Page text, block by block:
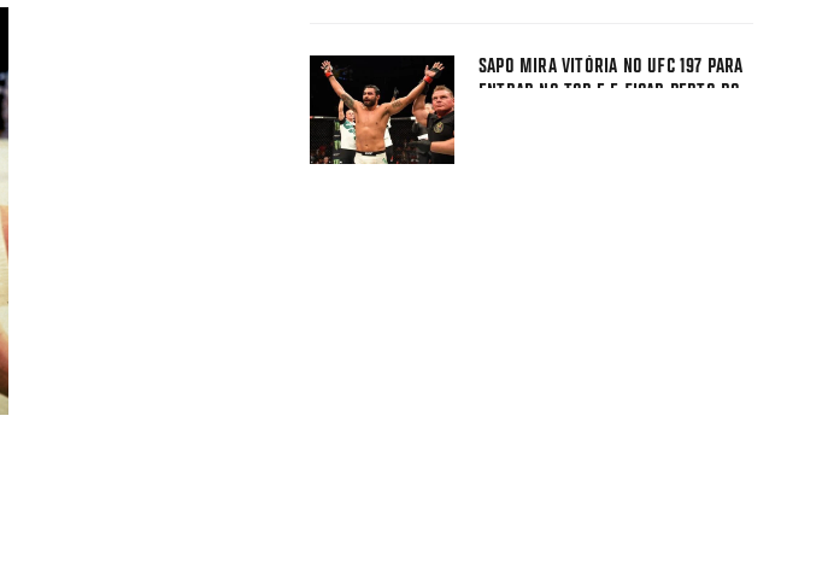
SAPO MIRA VITÓRIA NO UFC 197 PARA
ENTRAR NO TOP 5 E FICAR PERTO DO